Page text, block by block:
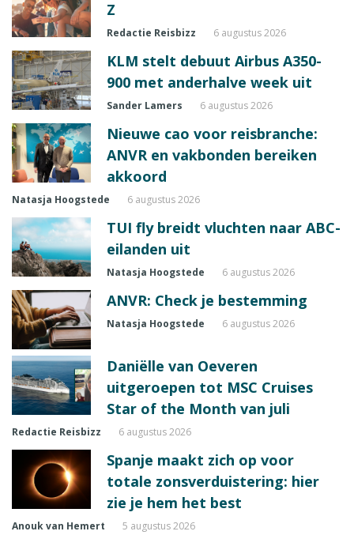
Z
Redactie Reisbizz 6 augustus 2026
KLM stelt debuut Airbus A350-
900 met anderhalve week uit
Sander Lamers 6 augustus 2026
Nieuwe cao voor reisbranche:
ANVR en vakbonden bereiken
akkoord
Natasja Hoogstede 6 augustus 2026
TUI fly breidt vluchten naar ABC-
eilanden uit
Natasja Hoogstede 6 augustus 2026
ANVR: Check je bestemming
Natasja Hoogstede 6 augustus 2026
Daniëlle van Oeveren
uitgeroepen tot MSC Cruises
Star of the Month van juli
Redactie Reisbizz 6 augustus 2026
Spanje maakt zich op voor
totale zonsverduistering: hier
zie je hem het best
Anouk van Hemert 5 augustus 2026